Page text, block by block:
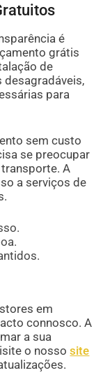
é
grátis
de
desagradáveis,
para
sem custo
se preocupar
A
a serviços de
em
connosco. A
a sua
o nossosite